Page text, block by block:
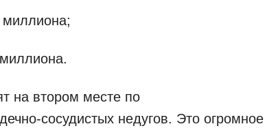
миллиона;
на втором месте по
сосудистых недугов. Это огромное